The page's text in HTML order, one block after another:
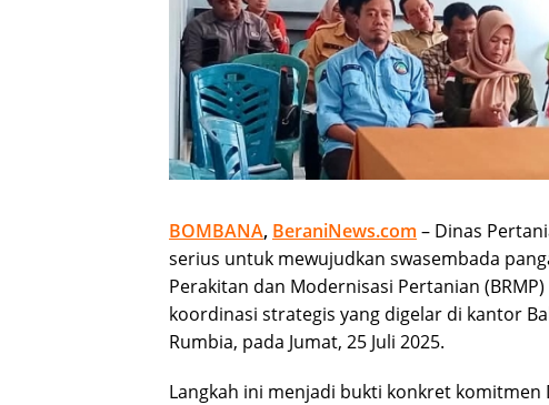
BOMBANA, BeraniNews.com – Dinas
serius untuk mewujudkan swasembada
Perakitan dan Modernisasi Pertanian
koordinasi strategis yang digelar di kantor
Rumbia, pada Jumat, 25 Juli 2025.
Langkah ini menjadi bukti konkret